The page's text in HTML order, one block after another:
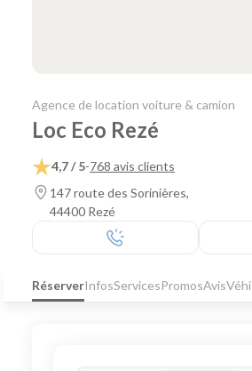
Agence de location voiture & camion
Loc Eco Rezé
4,7 / 5-768 avis clients
147 route des Sorinières,
44400 Rezé
RéserverInfosServicesPromosAvis